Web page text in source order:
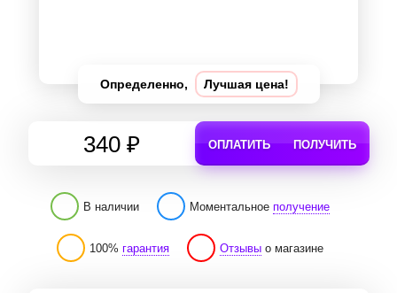
Определенно, Лучшая цена!
340 ₽ ОПЛАТИТЬ ПОЛУЧИТЬ
В наличии Моментальное получение
100% гарантия Отзывыо магазине